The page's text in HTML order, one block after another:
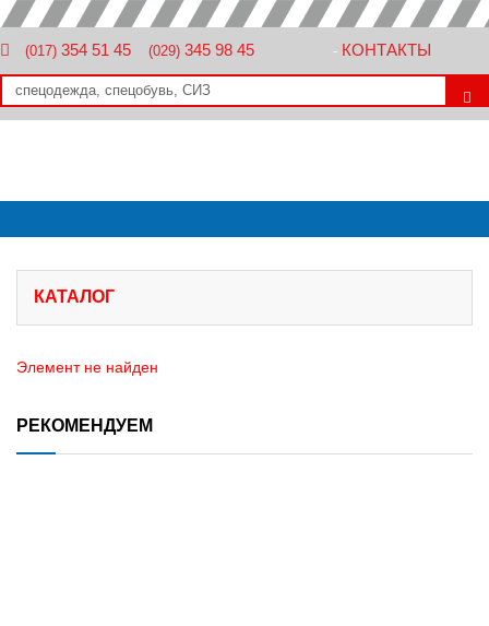
(017) 354 51 45 (029) 345 98 45 - КОНТАКТЫ
КАТАЛОГ
Элемент не найден
РЕКОМЕНДУЕМ